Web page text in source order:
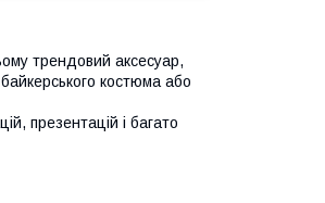
трендовий аксесуар,
костюма або
презентацій і багато